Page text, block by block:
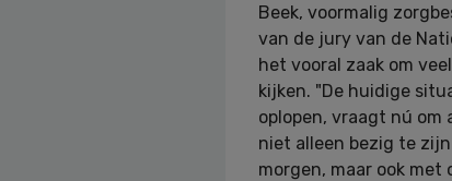
Beek, voormalig
van de jury van de
het vooral zaak om
kijken. "De huidige
oplopen, vraagt nú om
niet alleen bezig te
morgen, maar ook met